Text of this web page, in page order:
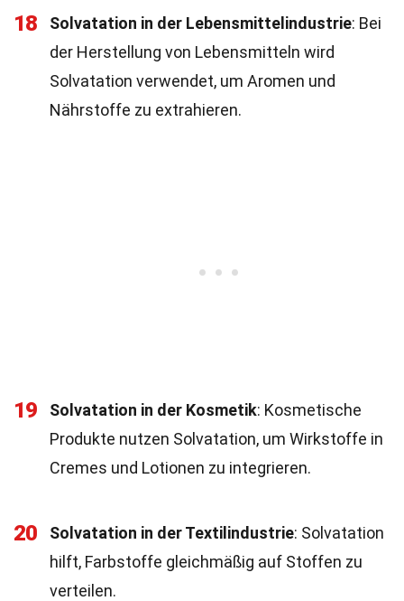
18 Solvatation in der Lebensmittelindustrie: Bei
der Herstellung von Lebensmitteln wird
Solvatation verwendet, um Aromen und
Nährstoffe zu extrahieren.
19 Solvatation in der Kosmetik: Kosmetische
Produkte nutzen Solvatation, um Wirkstoffe in
Cremes und Lotionen zu integrieren.
20 Solvatation in der Textilindustrie: Solvatation
hilft, Farbstoffe gleichmäßig auf Stoffen zu
verteilen.